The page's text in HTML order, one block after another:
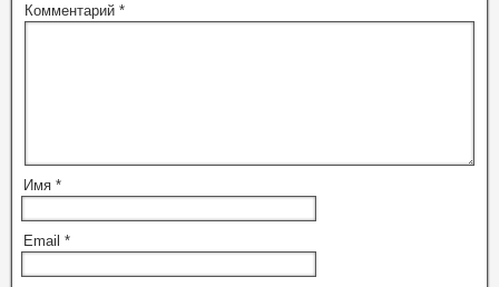
Комментарий *
Имя *
Email *